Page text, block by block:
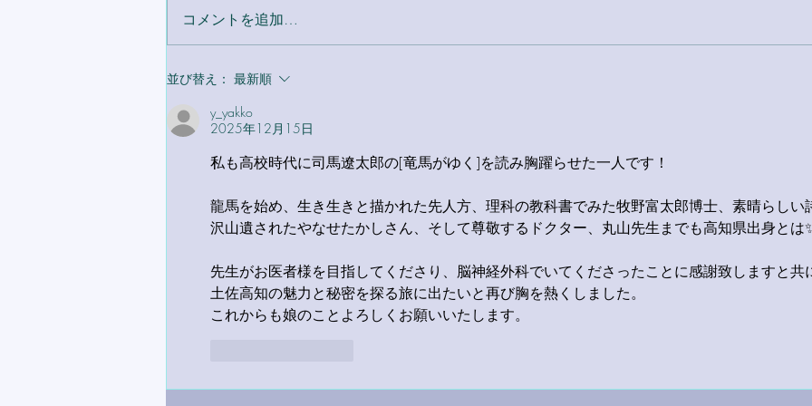
コメントを追加…
並び替え： 最新順
y_yakko
2025年12月15日
﻿私も高校時代に司馬遼太郎の[竜馬がゆく]を読み胸躍らせた一人です！
龍馬を始め、生き生きと描かれた先人方、理科の教科書でみた牧野富太郎博士、素晴らしい
沢山遺されたやなせたかしさん、そして尊敬するドクター、丸山先生までも高知県出身とは
先生がお医者様を目指してくださり、脳神経外科でいてくださったことに感謝致しますと共
土佐高知の魅力と秘密を探る旅に出たいと再び胸を熱くしました。
これからも娘のことよろしくお願いいたします。